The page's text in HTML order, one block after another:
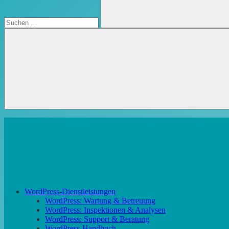
Suchen
WordPress-Dienstleistungen
WordPress: Wartung & Betreuung
WordPress: Inspektionen & Analysen
WordPress: Support & Beratung